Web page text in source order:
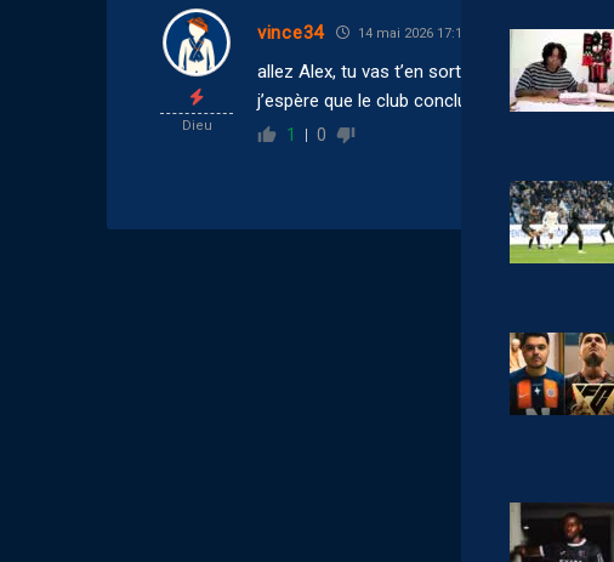
Dieu
vince34 14 mai 2026 17:16
allez Alex, tu vas t’en sortir, courage
j’espère que le club conclura sa prolongation
1 0